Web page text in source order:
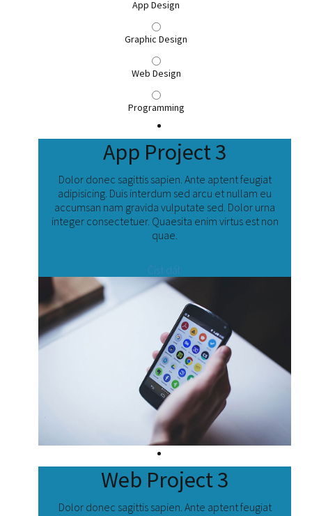
App Design
Graphic Design
Web Design
Programming
App Project 3
Dolor donec sagittis sapien. Ante aptent feugiat
adipisicing. Duis interdum sed arcu et nullam eu
accumsan nam gravida vulputate sed. Dolor urna
integer consectetuer. Quaesita enim virtus est non
quae.
Číst dál:
Web Project 3
Dolor donec sagittis sapien. Ante aptent feugiat